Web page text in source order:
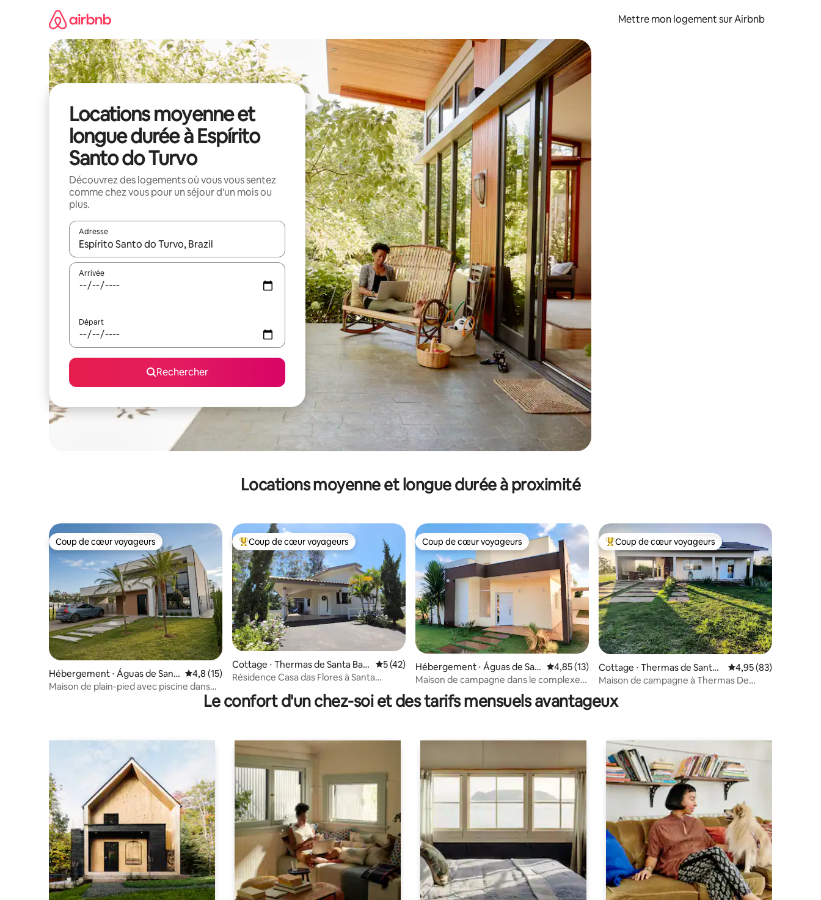
Mettre mon logement sur Airbnb
Locations moyenne et
longue durée à Espírito
Santo do Turvo
Découvrez des logements où vous vous sentez
comme chez vous pour un séjour d'un mois ou
plus.
Adresse
Lorsque les résultats s'affichent, utilisez les flèches vers le haut et vers le bas pour les parcourir ou en appuyant et en faisant glisser.
Arrivée
Départ
Rechercher
Locations moyenne et longue durée à proximité
Coup de cœur voyageurs
Coup de cœur voyageurs
Hébergement ⋅ Águas de Sant
a Bárbara
Évaluation moyenne sur la base de 15 commentaires : 4,8 sur 5
4,8 (15)
Maison de plain-pied avec piscine dans
Coups de cœur voyageurs les plus appréciés
Coup de cœur voyageurs
Cottage ⋅ Thermas de Santa Bar
bara
Évaluation moyenne sur la base de 42 commentaires : 5 sur 5
5 (42)
Résidence Casa das Flores à Santa
Coup de cœur voyageurs
Coup de cœur voyageurs
Hébergement ⋅ Águas de San
ta Bárbara
Évaluation moyenne sur la base de 13 commentaires : 4,85 sur 5
4,85 (13)
Maison de campagne dans le complexe
hôtelier, Wi-Fi, climatisation et loisirs
complets
Coups de cœur voyageurs les plus appréciés
Coup de cœur voyageurs
Cottage ⋅ Thermas de Santa
Barbara
Évaluation moyenne
4,95 (83)
Maison de campagne à Thermas De
Le confort d'un chez-soi et des tarifs mensuels avantageux